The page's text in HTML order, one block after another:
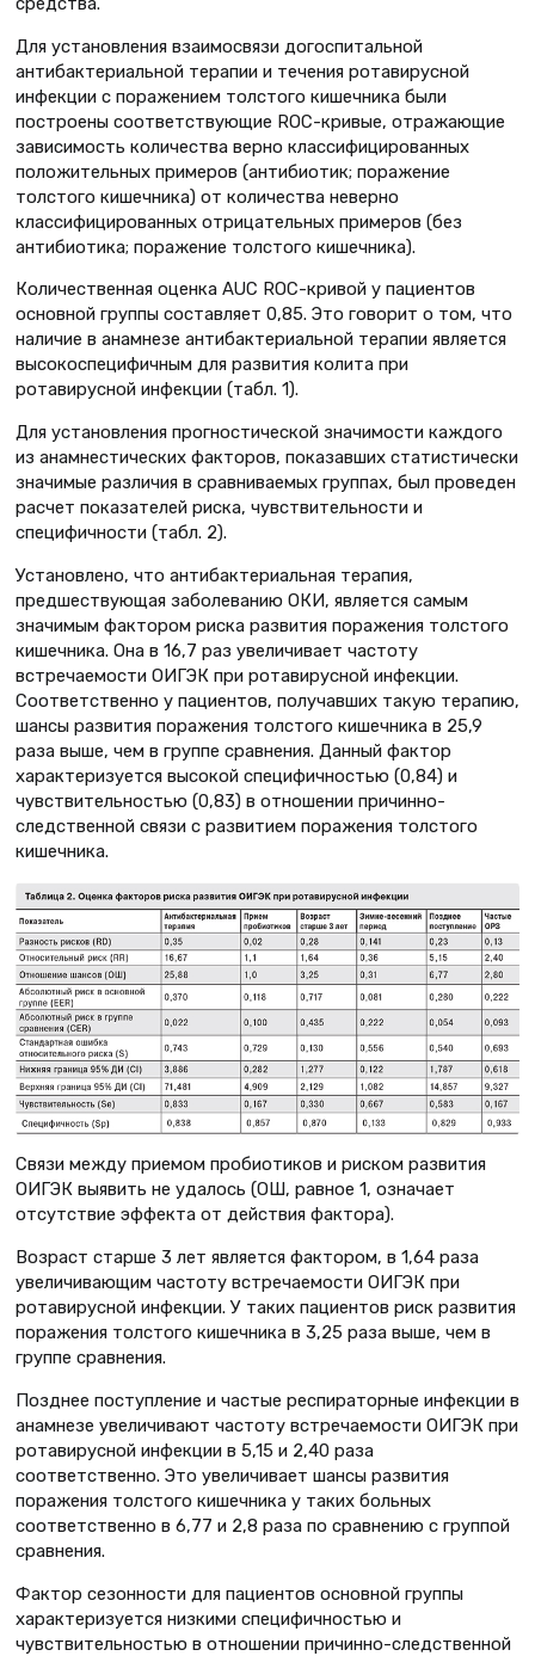
Для установления взаимосвязи догоспитальной
антибактериальной терапии и течения ротавирусной
инфекции с поражением толстого кишечника были
построены соответствующие ROC-кривые, отражающие
зависимость количества верно классифицированных
положительных примеров (антибиотик; поражение
толстого кишечника) от количест­ва неверно
классифицированных отрицательных примеров (без
антибиотика; поражение толстого кишечника).
Количественная оценка AUC ROC-кривой у пациентов
основной группы составляет 0,85. Это говорит о том, что
наличие в анамнезе антибактериальной терапии является
высокоспецифичным для развития колита при
ротавирусной инфекции (табл. 1).
Для установления прогностической значимости каждого
из анамнестических факторов, показавших статистически
значимые различия в сравниваемых группах, был проведен
расчет показателей риска, чувствительности и
специфичности (табл. 2).
Установлено, что антибактериальная терапия,
предшествующая заболеванию ОКИ, является самым
значимым фактором риска развития поражения толстого
кишечника. Она в 16,7 раз увеличивает частоту
встречаемости ОИГЭК при ротавирусной инфекции.
Соответственно у пациентов, получавших такую терапию,
шансы развития поражения толстого кишечника в 25,9
раза выше, чем в группе сравнения. Данный фактор
характеризуется высокой специфичностью (0,84) и
чувствительностью (0,83) в отношении причинно-
следственной связи с развитием поражения толстого
кишечника.
Связи между приемом пробиотиков и риском развития
ОИГЭК выявить не удалось (ОШ, равное 1, означает
отсутствие эффекта от действия фактора).
Возраст старше 3 лет является фактором, в 1,64 раза
увеличивающим частоту встречаемости ОИГЭК при
ротавирусной инфекции. У таких пациентов риск развития
поражения толстого кишечника в 3,25 раза выше, чем в
группе сравнения.
Позднее поступление и частые респираторные инфекции в
анамнезе увеличивают частоту встречаемости ОИГЭК при
ротавирусной инфекции в 5,15 и 2,40 раза
соответственно. Это увеличивает шансы развития
поражения толстого кишечника у таких больных
соответственно в 6,77 и 2,8 раза по сравнению с группой
сравнения.
Фактор сезонности для пациентов основной группы
характеризуется низкими специфичностью и
чувствительностью в отношении причинно-следст­венной